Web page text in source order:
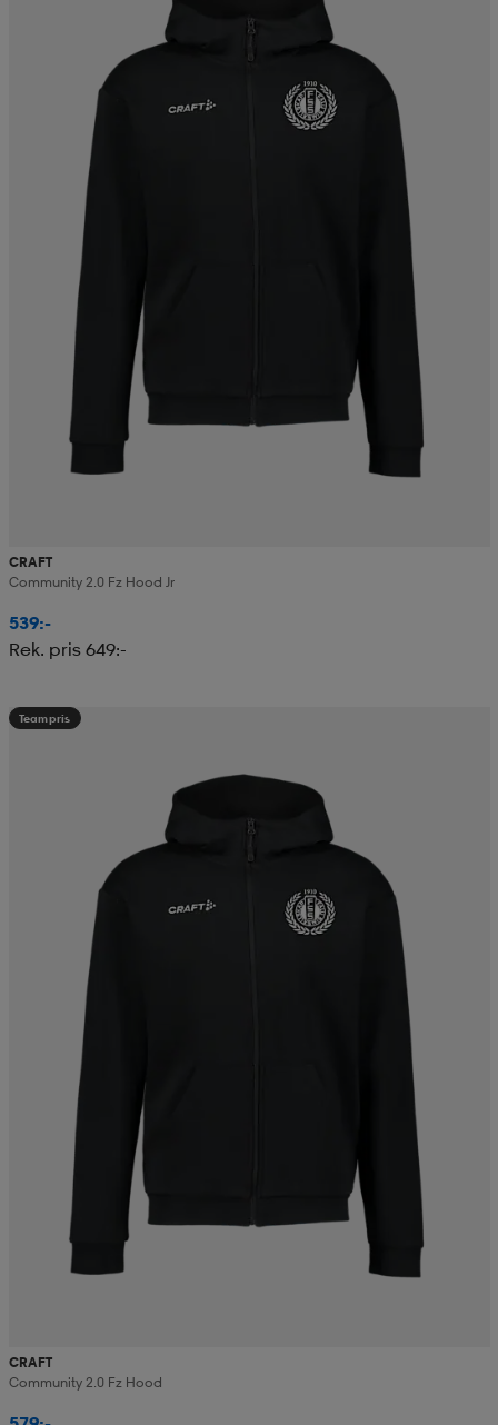
CRAFT
Community 2.0 Fz Hood Jr
539:-
Rek. pris 649:-
Teampris
CRAFT
Community 2.0 Fz Hood